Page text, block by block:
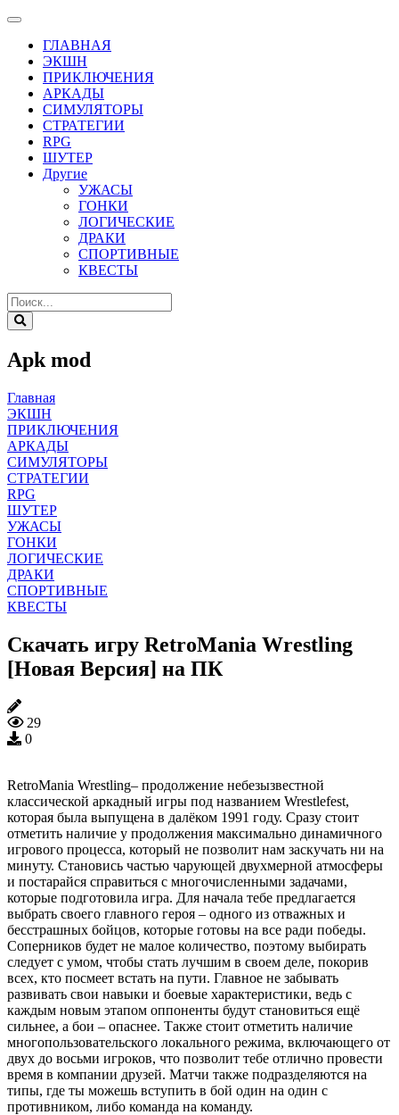
ГЛАВНАЯ
ЭКШН
ПРИКЛЮЧЕНИЯ
АРКАДЫ
СИМУЛЯТОРЫ
СТРАТЕГИИ
RPG
ШУТЕР
Другие
УЖАСЫ
ГОНКИ
ЛОГИЧЕСКИЕ
ДРАКИ
СПОРТИВНЫЕ
КВЕСТЫ
Apk mod
Главная
ЭКШН
ПРИКЛЮЧЕНИЯ
АРКАДЫ
СИМУЛЯТОРЫ
СТРАТЕГИИ
RPG
ШУТЕР
УЖАСЫ
ГОНКИ
ЛОГИЧЕСКИЕ
ДРАКИ
СПОРТИВНЫЕ
КВЕСТЫ
Скачать игру RetroMania Wrestling
[Новая Версия] на ПК
29
0
RetroMania Wrestling– продолжение небезызвестной
классической аркадный игры под названием Wrestlefest,
которая была выпущена в далёком 1991 году. Сразу стоит
отметить наличие у продолжения максимально динамичного
игрового процесса, который не позволит нам заскучать ни на
минуту. Становись частью чарующей двухмерной атмосферы
и постарайся справиться с многочисленными задачами,
которые подготовила игра. Для начала тебе предлагается
выбрать своего главного героя – одного из отважных и
бесстрашных бойцов, которые готовы на все ради победы.
Соперников будет не малое количество, поэтому выбирать
следует с умом, чтобы стать лучшим в своем деле, покорив
всех, кто посмеет встать на пути. Главное не забывать
развивать свои навыки и боевые характеристики, ведь с
каждым новым этапом оппоненты будут становиться ещё
сильнее, а бои – опаснее. Также стоит отметить наличие
многопользовательского локального режима, включающего от
двух до восьми игроков, что позволит тебе отлично провести
время в компании друзей. Матчи также подразделяются на
типы, где ты можешь вступить в бой один на один с
противником, либо команда на команду.